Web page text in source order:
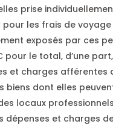
prise
pour les frais de
exposés par ces
pour le total, d’une
et charges afférentes
biens dont elles
locaux
dépenses et charges